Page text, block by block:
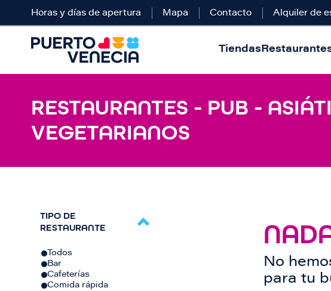
Horas y días de apertura Mapa Contacto Alquiler de
Tiendas
RESTAURANTES - PUB -
VEGETARIANOS
TIPO DE
RESTAURANTE
Todos
Bar
Cafeterías
Comida rápida
No
para tu